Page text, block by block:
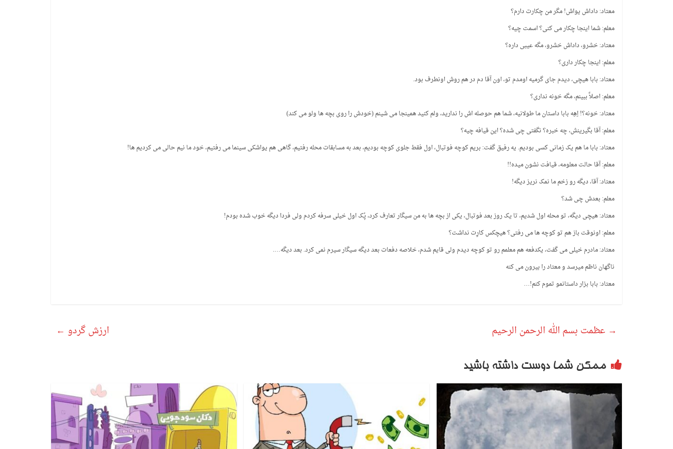
معتاد: داداش یواش! مگر من چکارت دارم؟
معلم: شما اینجا چکار می کنی؟ اسمت چیه؟
معتاد: خشرو، داداش خشرو، مگه عیبی داره؟
معلم: اینجا چکار داری؟
معتاد: بابا هیچی، دیدم جای گرمیه اومدم تو، اون آقا دم در هم روش اونطرف بود.
معلم: اصلاً ببینم، مگه خونه نداری؟
معتاد: خونه؟! اِهِه بابا داستان ما طولانیه، شما هم حوصله اش را ندارید، ولم کنید همینجا می شینم (خودش را روی بچه ها ولو می کند)
معلم: آقا بگیرینش، چه خبره؟ نگفتی چی شده؟ این قیافه چیه؟
معتاد: بابا ما هم یک زمانی کسی بودیم. یه رفیق گفت: بریم کوچه فوتبال، اول فقط جلوی کوچه بودیم، بعد به مسابقات محله رفتیم، گاهی هم یواشکی سینما می رفتیم، خود ما نیم حالی می کردیم ها!
معلم: آقا حالت معلومه، قیافت نشون میده!!
معتاد: آقا، دیگه رو زخم ما نمک نریز دیگه!
معلم: بعدش چی شد؟
معتاد: هیچی دیگه، تو محله اول شدیم، تا یک روز بعد فوتبال، یکی از بچه ها به من سیگار تعارف کرد، پُک اول خیلی سرفه کردم ولی فردا دیگه خوب شده بودم!
معلم: اونوقت باز هم تو کوچه ها می رفتی؟ هیچکس کارِت نداشت؟
معتاد: مادرم خیلی می گفت، یکدفعه هم معلمم رو تو کوچه دیدم ولی قایم شدم، خلاصه دفعات بعد دیگه سیگار سیرم نمی کرد. بعد دیگه….
ناگهان ناظم میرسد و معتاد را بیرون می کنه
معتاد: بابا بزار داستانمو تموم کنم!…
→ عظمت بسم الله الرحمن الرحیم ارزش گردو ←
ممکن شما دوست داشته باشید